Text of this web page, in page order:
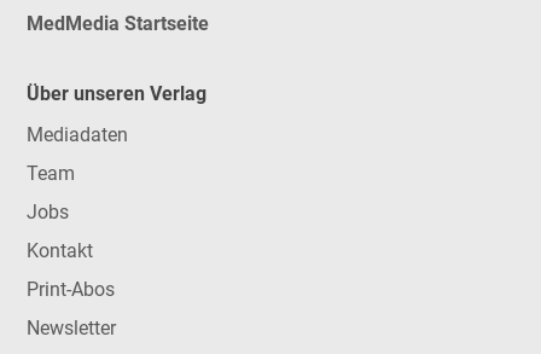
MedMedia Startseite
Über unseren Verlag
Mediadaten
Team
Jobs
Kontakt
Print-Abos
Newsletter